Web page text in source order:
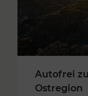
Autofrei
Ostregion